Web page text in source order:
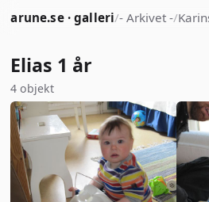
arune.se · galleri/- Arkivet -/
Elias 1 år
4 objekt